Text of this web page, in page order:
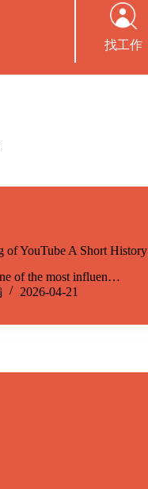
找工作
of YouTube A Short History
of the most influen…
2026-04-21